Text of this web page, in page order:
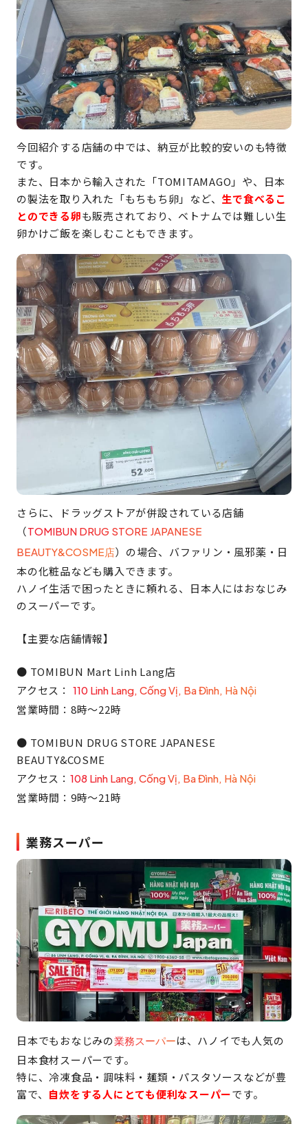
今回紹介する店舗の中では、納豆が比較的安いのも特徴
です。
また、日本から輸入された「TOMITAMAGO」や、日本
の製法を取り入れた「もちもち卵」など、 生で食べるこ
とのできる卵も販売されており、ベトナムでは難しい生
卵かけご飯を楽しむこともできます。
さらに、ドラッグストアが併設されている店舗
（TOMIBUN DRUG STORE JAPANESE
BEAUTY&COSME店）の場合、バファリン・風邪薬・日
本の化粧品なども購入できます。
ハノイ生活で困ったときに頼れる、日本人にはおなじみ
のスーパーです。
【主要な店舗情報】
● TOMIBUN Mart Linh Lang店
アクセス： 110 Linh Lang, Cống Vị, Ba Đình, Hà Nội
営業時間：8時〜22時
● TOMIBUN DRUG STORE JAPANESE
BEAUTY&COSME
アクセス： 108 Linh Lang, Cống Vị, Ba Đình, Hà Nội
営業時間：9時〜21時
業務スーパー
日本でもおなじみの業務スーパーは、ハノイでも人気の
日本食材スーパーです。
特に、冷凍食品・調味料・麺類・パスタソースなどが豊
富で、 自炊をする人にとても便利なスーパーです。